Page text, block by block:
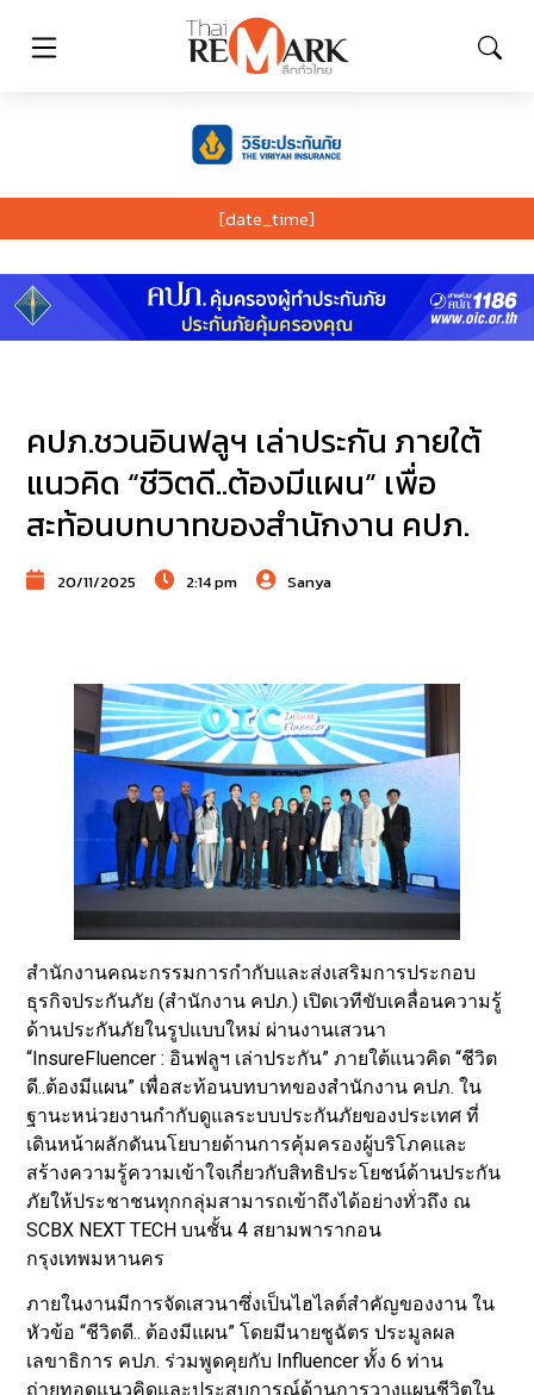
[date_time]
คปภ.ชวนอินฟลูฯ เล่าประกัน ภายใต้
แนวคิด “ชีวิตดี..ต้องมีแผน” เพื่อ
สะท้อนบทบาทของสำนักงาน คปภ.
20/11/2025 2:14 pm Sanya
สำนักงานคณะกรรมการกำกับและส่งเสริมการประกอบ
ธุรกิจประกันภัย (สำนักงาน คปภ.) เปิดเวทีขับเคลื่อนความรู้
ด้านประกันภัยในรูปแบบใหม่ ผ่านงานเสวนา
“InsureFluencer : อินฟลูฯ เล่าประกัน” ภายใต้แนวคิด “ชีวิต
ดี..ต้องมีแผน” เพื่อสะท้อนบทบาทของสำนักงาน คปภ. ใน
ฐานะหน่วยงานกำกับดูแลระบบประกันภัยของประเทศ ที่
เดินหน้าผลักดันนโยบายด้านการคุ้มครองผู้บริโภคและ
สร้างความรู้ความเข้าใจเกี่ยวกับสิทธิประโยชน์ด้านประกัน
ภัยให้ประชาชนทุกกลุ่มสามารถเข้าถึงได้อย่างทั่วถึง ณ
SCBX NEXT TECH บนชั้น 4 สยามพารากอน
กรุงเทพมหานคร
ภายในงานมีการจัดเสวนาซึ่งเป็นไฮไลต์สำคัญของงาน ใน
หัวข้อ “ชีวิตดี.. ต้องมีแผน” โดยมีนายชูฉัตร ประมูลผล
เลขาธิการ คปภ. ร่วมพูดคุยกับ Influencer ทั้ง 6 ท่าน
ถ่ายทอดแนวคิดและประสบการณ์ด้านการวางแผนชีวิตใน